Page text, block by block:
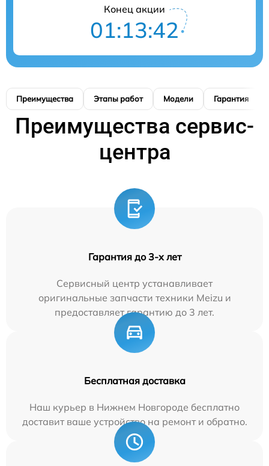
Конец акции
01:13:41
Преимущества Этапы работ Модели Гарантия
Преимущества сервис-
центра
Гарантия до 3-х лет
Сервисный центр устанавливает
оригинальные запчасти техники Meizu и
предоставляет гарантию до 3 лет.
Бесплатная доставка
Наш курьер в Нижнем Новгороде бесплатно
доставит ваше устройство на ремонт и обратно.